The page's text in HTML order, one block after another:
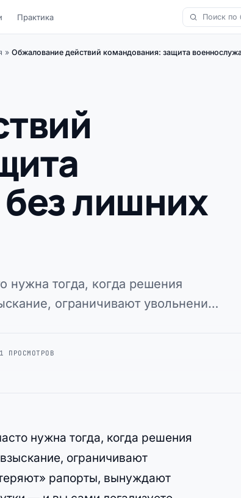
Практика
» Обжалование действий командования: защита
лишних
нужна тогда, когда решения
ограничивают увольнени…
ПРОСМОТРОВ
нужна тогда, когда решения
ограничивают
рапорты, вынуждают